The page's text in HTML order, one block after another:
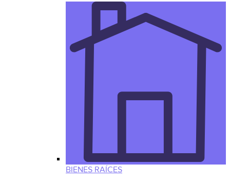
BIENES RAÍCES